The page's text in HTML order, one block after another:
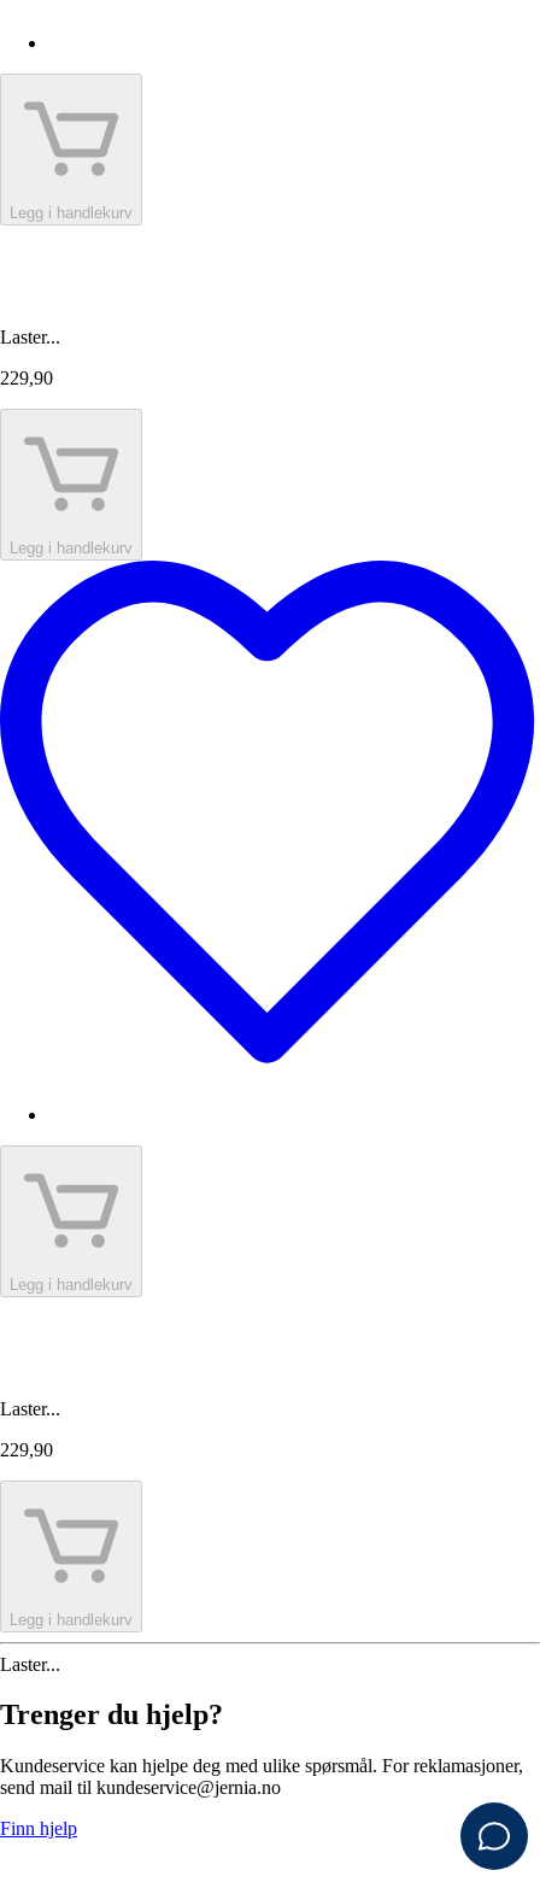
Legg i handlekurv
Laster...
229,90
Legg i handlekurv
Legg i handlekurv
Laster...
229,90
Legg i handlekurv
Laster...
Trenger du hjelp?
Kundeservice kan hjelpe deg med ulike spørsmål. For reklamasjoner,
send mail til kundeservice@jernia.no
Finn hjelp